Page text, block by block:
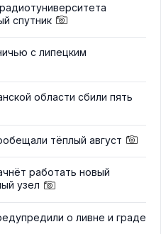
спутник
с липецким
области сбили пять
тёплый август
работать новый
узел
о ливне и граде